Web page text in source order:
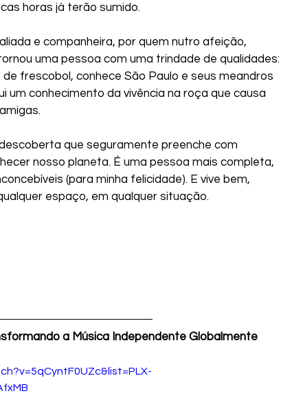
horas já terão sumido.
uma pessoa com uma trindade de qualidades:
frescobol, conhece São Paulo e seus meandros
um conhecimento da vivência na roça que causa
nosso planeta. É uma pessoa mais completa,
(para minha felicidade). E vive bem,
espaço, em qualquer situação.
a Música Independente Globalmente